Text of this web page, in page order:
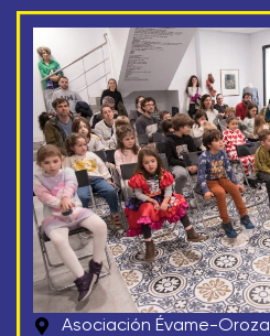
Asociación Évame-Oroza